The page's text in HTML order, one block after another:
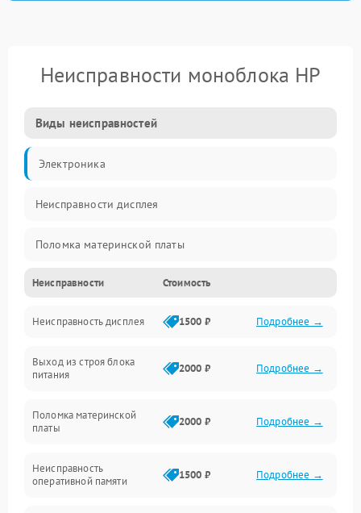
Неисправности моноблока HP
Виды неисправностей
Электроника
Неисправности дисплея
Поломка материнской платы
Неисправность системы охлаждения
Неисправность BIOS
Повреждение корпуса
Повреждение разъёмов (USB, HDMI и др.)
Неисправности Стоимость
Неисправность дисплея 1500 ₽ Подробнее →
Выход из строя блока
питания
2000 ₽ Подробнее →
Поломка материнской
платы
2000 ₽ Подробнее →
Неисправность
оперативной памяти
1500 ₽ Подробнее →